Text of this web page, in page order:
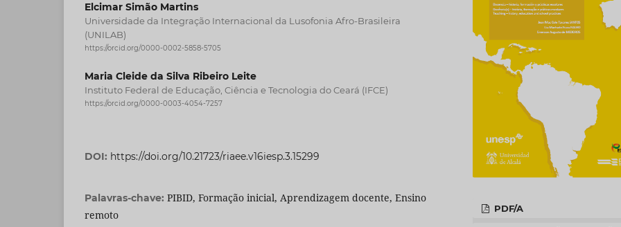
Elcimar Simão Martins
Universidade da Integração Internacional da Lusofonia Afro-Brasileira
(UNILAB)
https://orcid.org/0000-0002-5858-5705
Maria Cleide da Silva Ribeiro Leite
Instituto Federal de Educação, Ciência e Tecnologia do Ceará (IFCE)
https://orcid.org/0000-0003-4054-7257
DOI: https://doi.org/10.21723/riaee.v16iesp.3.15299
Palavras-chave: PIBID, Formação inicial, Aprendizagem docente, Ensino
remoto
PDF/A